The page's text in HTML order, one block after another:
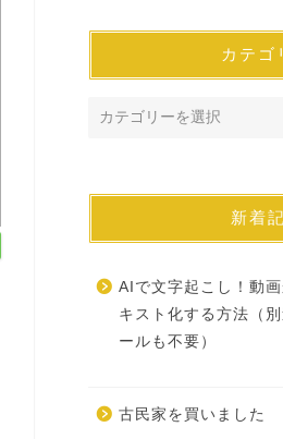
カテゴ
新着
AIで文字起こし！動
キスト化する方法（
ールも不要）
古民家を買いました